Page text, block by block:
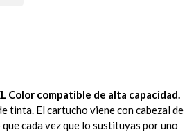
Color compatible de alta capacidad.
tinta. El cartucho viene con cabezal de
cada vez que lo sustituyas por uno